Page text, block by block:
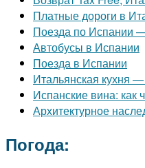
Платные дороги в
Поезда по Испании
Автобусы в Испании
Поезда в Испании
Итальянская кухня
Испанские вина: как
Архитектурное
Погода: